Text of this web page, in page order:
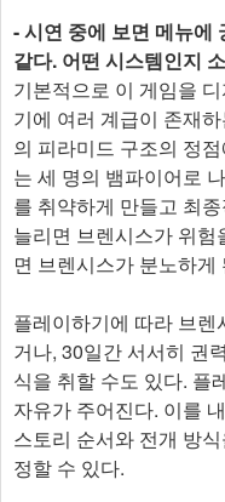
- 시연 중에 보면 메뉴에
같다. 어떤 시스템인지
기본적으로 이 게임을
기에 여러 계급이 존재
의 피라미드 구조의 정
는 세 명의 뱀파이어로
를 취약하게 만들고 최
늘리면 브렌시스가 위
면 브렌시스가 분노하게
플레이하기에 따라 브
거나, 30일간 서서히 권
식을 취할 수도 있다. 플
자유가 주어진다. 이를
스토리 순서와 전개 방
정할 수 있다.